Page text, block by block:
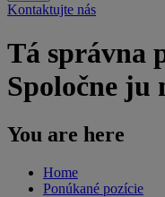
Kontaktujte nás
Tá správna
Spoločne ju
You are here
Home
Ponúkané pozície